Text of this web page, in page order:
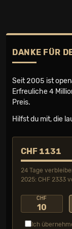
DANKE FÜR
Seit 2005 ist
Erfreuliche 4
Preis.
Hilfst du mit, die
CHF 1131
24 Tage
2025: CHF 2333
CHF
10
Ich